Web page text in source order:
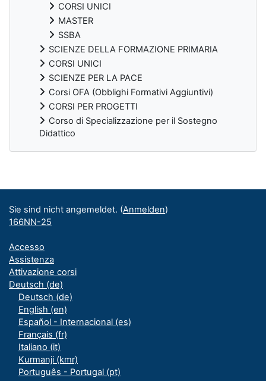
CORSI UNICI
MASTER
SSBA
SCIENZE DELLA FORMAZIONE PRIMARIA
CORSI UNICI
SCIENZE PER LA PACE
Corsi OFA (Obblighi Formativi Aggiuntivi)
CORSI PER PROGETTI
Corso di Specializzazione per il Sostegno
Didattico
Sie sind nicht angemeldet. (Anmelden)
166NN-25
Accesso
Assistenza
Attivazione corsi
Deutsch ‎(de)‎
Deutsch ‎(de)‎
English ‎(en)‎
Español - Internacional ‎(es)‎
Français ‎(fr)‎
Italiano ‎(it)‎
Kurmanji ‎(kmr)‎
Português - Portugal ‎(pt)‎